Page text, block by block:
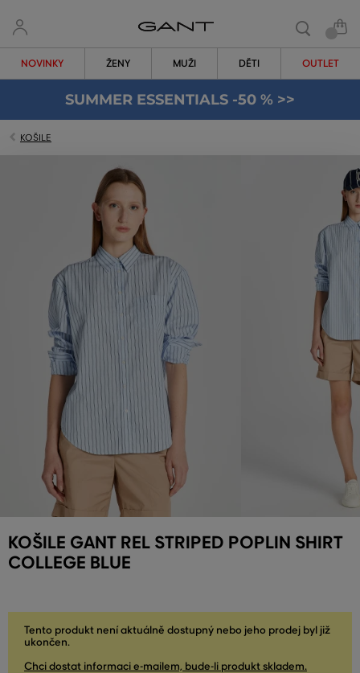
NOVINKY ŽENY MUŽI DĚTI OUTLET
SUMMER ESSENTIALS -50 % >>
KOŠILE
KOŠILE GANT REL STRIPED POPLIN SHIRT
COLLEGE BLUE
Tento produkt není aktuálně dostupný nebo jeho prodej byl již
ukončen.
Chci dostat informaci e-mailem, bude-li produkt skladem.